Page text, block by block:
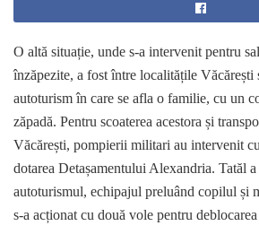
O altă situație, unde s-a intervenit pentru
înzăpezite, a fost între localitățile Văcărești
autoturism în care se afla o familie, cu un
zăpadă. Pentru scoaterea acestora și
Văcărești, pompierii militari au intervenit
dotarea Detașamentului Alexandria. Tatăl a
autoturismul, echipajul preluând copilul și
s-a acționat cu două vole pentru